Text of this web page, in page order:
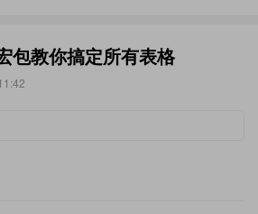
包教你搞定所有表格